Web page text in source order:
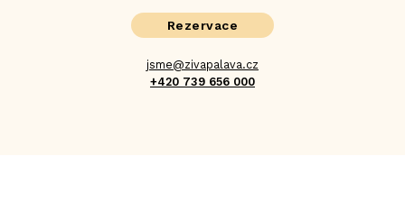
Rezervace
jsme@zivapalava.cz
+420 739 656 000